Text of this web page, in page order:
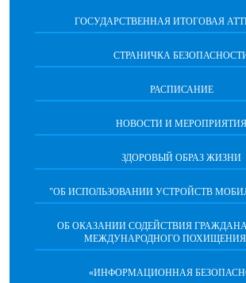
ГОСУДАРСТВЕННАЯ ИТОГОВАЯ
СТРАНИЧКА
РАСПИСАНИЕ
НОВОСТИ И МЕРОПРИЯТИЯ
ЗДОРОВЫЙ ОБРАЗ ЖИЗНИ
"ОБ ИСПОЛЬЗОВАНИИ УСТРОЙСТВ
ОБ ОКАЗАНИИ СОДЕЙСТВИЯ
МЕЖДУНАРОДНОГО ПОХИЩЕНИЯ
«ИНФОРМАЦИОННАЯ